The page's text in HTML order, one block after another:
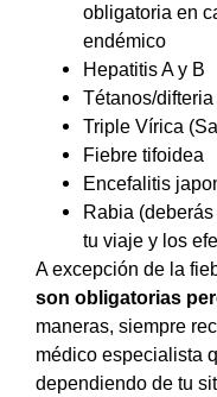
obligatoria en
endémico
Hepatitis A y B
Tétanos/difteria
Triple Vírica
Fiebre tifoidea
Encefalitis
Rabia
tu viaje y los
A excepción de la
son obligatorias
maneras, siempre
médico especialista
dependiendo de tu